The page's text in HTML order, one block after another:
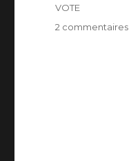
VOTE
2 commentaires